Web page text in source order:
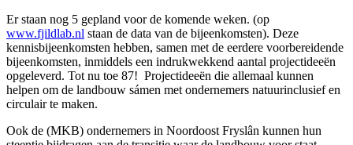
Er staan nog 5 gepland voor de komende weken. (op
www.fjildlab.nl staan de data van de bijeenkomsten). Deze
kennisbijeenkomsten hebben, samen met de eerdere voorbereidende
bijeenkomsten, inmiddels een indrukwekkend aantal projectideeën
opgeleverd. Tot nu toe 87! Projectideeën die allemaal kunnen
helpen om de landbouw sámen met ondernemers natuurinclusief en
circulair te maken.
Ook de (MKB) ondernemers in Noordoost Fryslân kunnen hun